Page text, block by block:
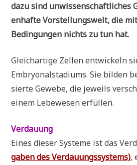
dazu sind unwis­sen­schaft­li­ches
en­haf­te Vor­stel­lungs­welt, die
Bedin­gun­gen nichts zu tun hat.
Gleich­ar­ti­ge Zel­len ent­wickeln
Embryo­nal­sta­di­ums. Sie bil­den
sier­te Gewe­be, die jeweils
einem Lebe­we­sen erfüllen.
Ver­dau­ung
Eines die­ser Syste­me ist das
ga­ben des Ver­dau­ungs­sy­stems),